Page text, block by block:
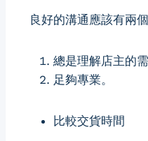
良好的溝通應該有兩個
總是理解店主的需
足夠專業。
比較交貨時間